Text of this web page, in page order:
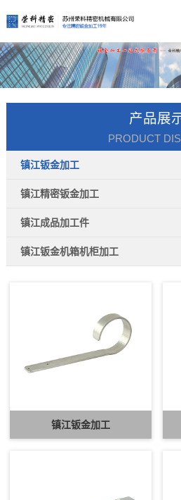
产品展
PRODUCT
镇江钣金加工
镇江精密钣金加工
镇江成品加工件
镇江钣金机箱机柜加工
镇江钣金加工